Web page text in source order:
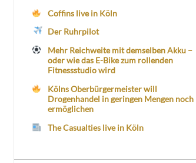
Coffins live in Köln
Der Ruhrpilot
Mehr Reichweite mit demselben Akku –
oder wie das E-Bike zum rollenden
Fitnessstudio wird
Kölns Oberbürgermeister will
Drogenhandel in geringen Mengen noch
ermöglichen
The Casualties live in Köln